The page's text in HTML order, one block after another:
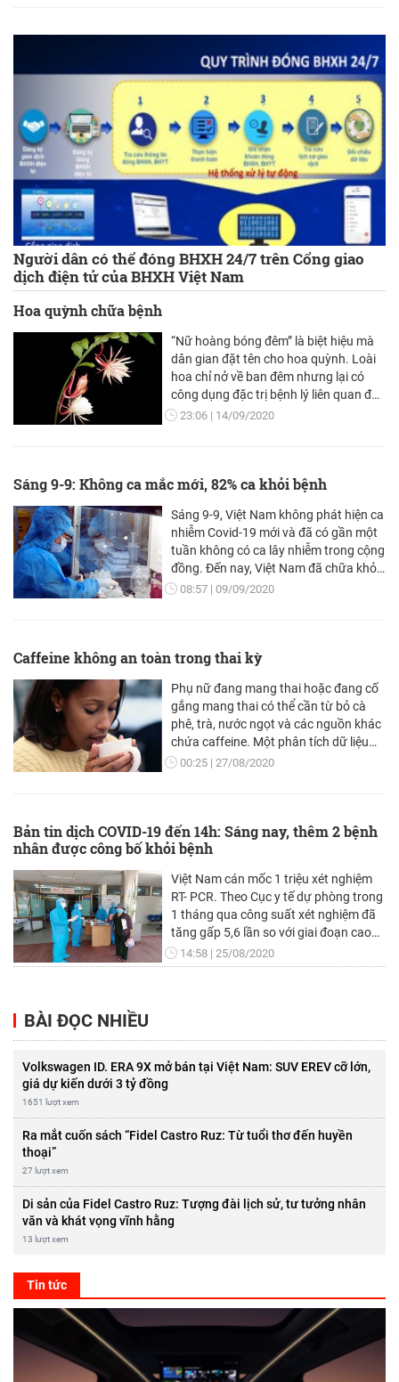
Người dân có thể đóng BHXH 24/7 trên Cổng giao
dịch điện tử của BHXH Việt Nam
Hoa quỳnh chữa bệnh
“Nữ hoàng bóng đêm” là biệt hiệu mà
dân gian đặt tên cho hoa quỳnh. Loài
hoa chỉ nở về ban đêm nhưng lại có
công dụng đặc trị bệnh lý liên quan đến
hệ hô hấp và phổi.
23:06 14/09/2020
Sáng 9-9: Không ca mắc mới, 82% ca khỏi bệnh
Sáng 9-9, Việt Nam không phát hiện ca
nhiễm Covid-19 mới và đã có gần một
tuần không có ca lây nhiễm trong cộng
đồng. Đến nay, Việt Nam đã chữa khỏi
cho 868 ca bệnh, chiếm tỷ lệ hơn 82%.
08:57 09/09/2020
Caffeine không an toàn trong thai kỳ
Phụ nữ đang mang thai hoặc đang cố
gắng mang thai có thể cần từ bỏ cà
phê, trà, nước ngọt và các nguồn khác
chứa caffeine. Một phân tích dữ liệu
mới không tìm thấy mức độ an toàn
00:25 27/08/2020
Bản tin dịch COVID-19 đến 14h: Sáng nay, thêm 2 bệnh
nhân được công bố khỏi bệnh
Việt Nam cán mốc 1 triệu xét nghiệm
RT- PCR. Theo Cục y tế dự phòng trong
1 tháng qua công suất xét nghiệm đã
tăng gấp 5,6 lần so với giai đoạn cao
điểm tháng 3- 4/2020. Hiện toàn quốc
có 71 đơn vị thực hiện xét nghiệm
14:58 25/08/2020
BÀI ĐỌC NHIỀU
Volkswagen ID. ERA 9X mở bán tại Việt Nam: SUV EREV cỡ lớn,
giá dự kiến dưới 3 tỷ đồng
1651 lượt xem
Ra mắt cuốn sách “Fidel Castro Ruz: Từ tuổi thơ đến huyền
thoại”
27 lượt xem
Di sản của Fidel Castro Ruz: Tượng đài lịch sử, tư tưởng nhân
văn và khát vọng vĩnh hằng
13 lượt xem
Tin tức